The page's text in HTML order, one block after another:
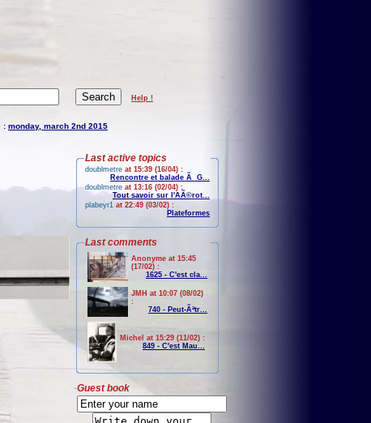
Help !
: monday, march 2nd 2015
Last active topics
doublmetre at 15:39 (16/04) :
Rencontre et balade Ã G...
doublmetre at 13:16 (02/04) :
Tout savoir sur l'AÃ©rot...
plabeyr1 at 22:49 (03/02) :
Plateformes
Last comments
Anonyme at 15:45
(17/02) :
1625 - C'est cla...
JMH at 10:07 (08/02)
:
740 - Peut-Ãªtr...
Michel at 15:29 (11/02) :
849 - C'est Mau...
Guest book